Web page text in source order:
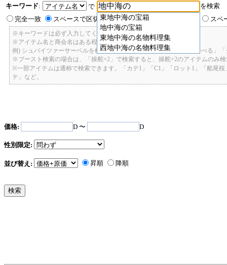
キーワード:
で
東地中海の宝箱
地中海の宝箱
東地中海の名物料理集
西地中海の名物料理集
を検索
完全一致
スペースで区切ったキーワードのいずれかを含む スペ
※キーワードは必ず入力してください。
※アイテム名と商会名はある程度曖昧に検索できます。
例) シュバイツァーサーベルを検索したい場合: 「しゅばいつあーさーべる」
※ブースト検索の場合は、「操舵+2」で検索すると、操舵+2のアイテムのみ
※一部アイテムは通称で検索できます。「カテ1」「C1」「ロット1」「船尾
テ」など。
価格: D 〜 D
性別限定:
並び替え: 昇順 降順